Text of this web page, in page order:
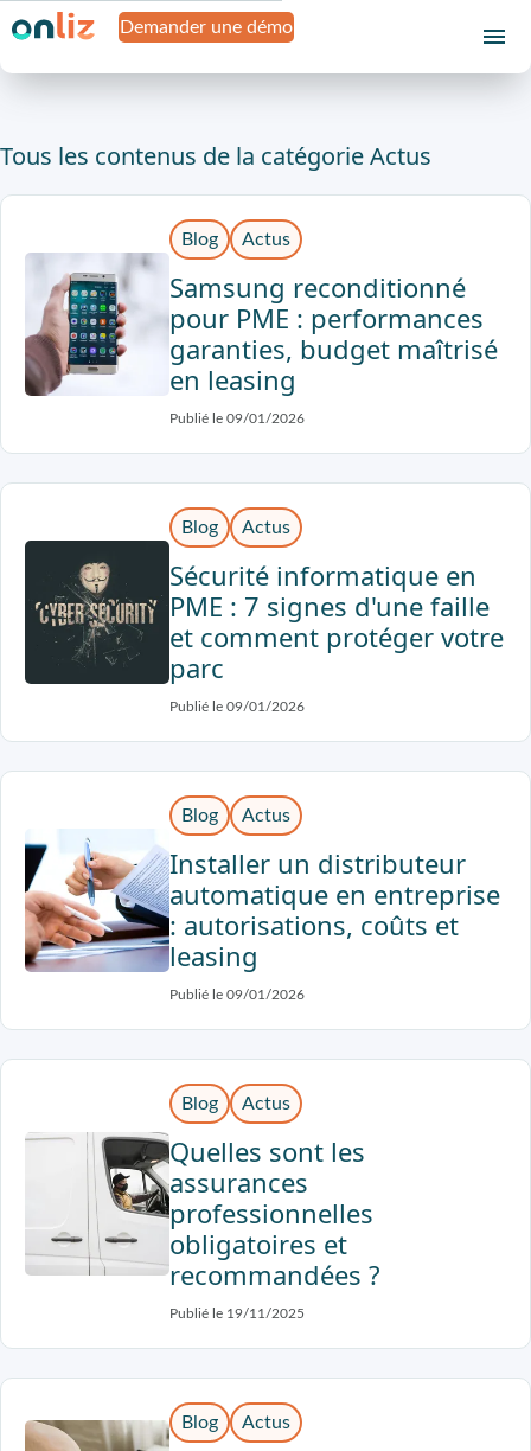
Demander une démo
Tous les contenus de la catégorie Actus
Blog Actus
Samsung reconditionné
pour PME : performances
garanties, budget maîtrisé
en leasing
Publié le 09/01/2026
Blog Actus
Sécurité informatique en
PME : 7 signes d'une faille
et comment protéger votre
parc
Publié le 09/01/2026
Blog Actus
Installer un distributeur
automatique en entreprise
: autorisations, coûts et
leasing
Publié le 09/01/2026
Blog Actus
Quelles sont les
assurances
professionnelles
obligatoires et
recommandées ?
Publié le 19/11/2025
Blog Actus